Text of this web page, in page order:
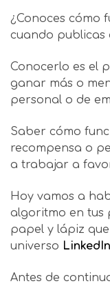
¿Conoces cómo
cuando publicas
Conocerlo es el
ganar más o
personal o de
Saber cómo
recompensa o
a trabajar a
Hoy vamos a
algoritmo en tus
papel y lápiz
universo LinkedIn
Antes de